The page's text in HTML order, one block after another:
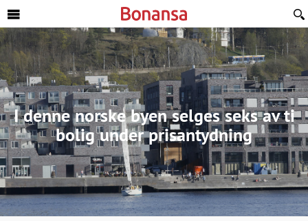
I denne norske byen selges seks av ti
bolig under prisantydning